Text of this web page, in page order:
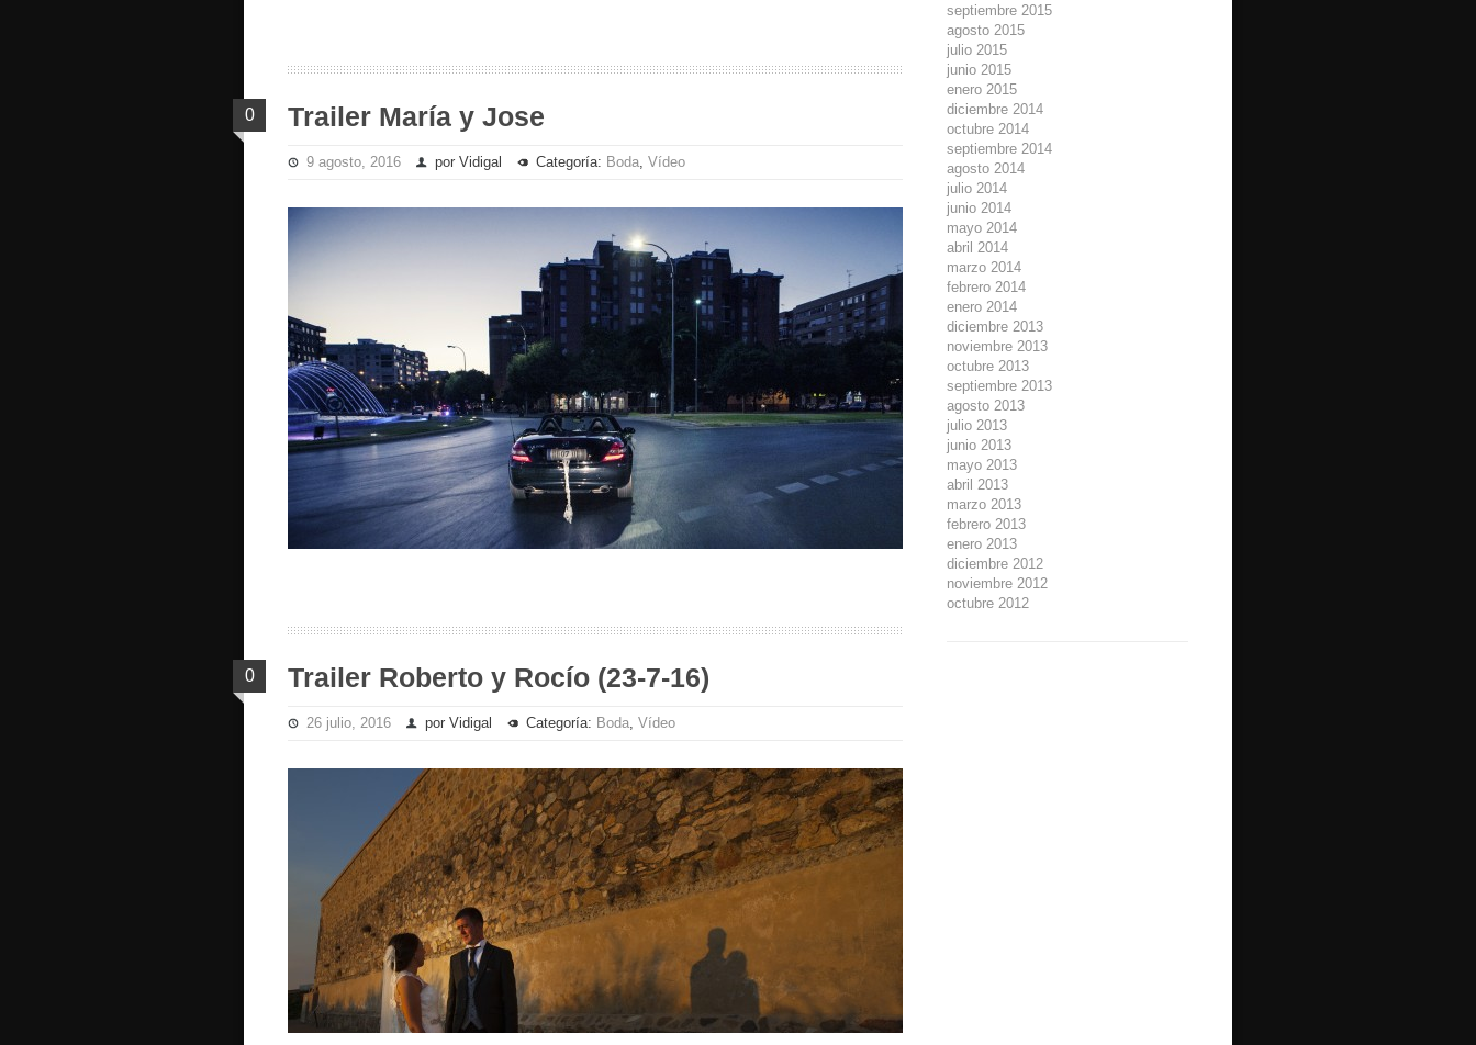
Trailer María y Jose
9 agosto, 2016 por Vidigal Categoría: Boda, Vídeo
0
Trailer Roberto y Rocío (23-7-16)
26 julio, 2016 por Vidigal Categoría: Boda, Vídeo
0
septiembre 2015
agosto 2015
julio 2015
junio 2015
enero 2015
diciembre 2014
octubre 2014
septiembre 2014
agosto 2014
julio 2014
junio 2014
mayo 2014
abril 2014
marzo 2014
febrero 2014
enero 2014
diciembre 2013
noviembre 2013
octubre 2013
septiembre 2013
agosto 2013
julio 2013
junio 2013
mayo 2013
abril 2013
marzo 2013
febrero 2013
enero 2013
diciembre 2012
noviembre 2012
octubre 2012